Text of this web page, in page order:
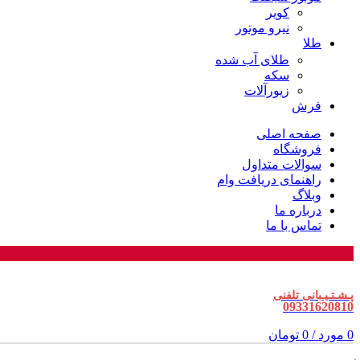
کویر
نیرو موتور
طلا
طلای آب شده
سکه
زیورآلات
فرش
صفحه اصلی
فروشگاه
سوالات متداول
راهنمای دریافت وام
وبلاگ
درباره ما
تماس با ما
پـشـتـیـبانی تلفنی
09331620810
0 مورد /
0 تومان